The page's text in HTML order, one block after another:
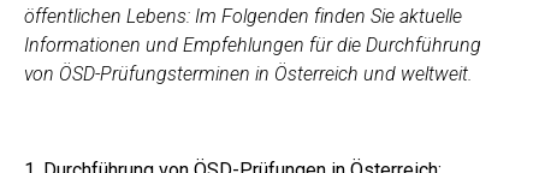
öffentlichen Lebens: Im Folgenden finden Sie aktuelle
Informationen und Empfehlungen für die Durchführung
von ÖSD-Prüfungsterminen in Österreich und weltweit.